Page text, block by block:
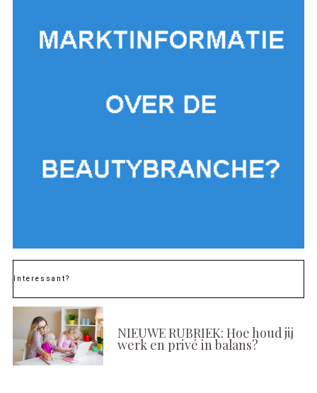
Interessant?
NIEUWE RUBRIEK: Hoe houd jij
werk en privé in balans?